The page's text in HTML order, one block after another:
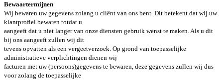
Bewaartermijnen
Wij bewaren uw gegevens zolang u cliënt van ons bent. Dit betekent dat wij uw
klantprofiel bewaren totdat u
aangeeft dat u niet langer van onze diensten gebruik wenst te maken. Als u dit
bij ons aangeeft zullen wij dit
tevens opvatten als een vergeetverzoek. Op grond van toepasselijke
administratieve verplichtingen dienen wij
facturen met uw (persoons)gegevens te bewaren, deze gegevens zullen wij dus
voor zolang de toepasselijke